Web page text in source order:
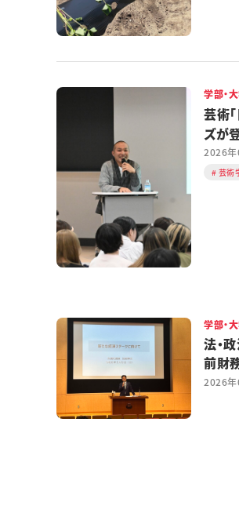
学部・
芸術
ズが
2026年
芸術
学部・
法・
前財
2026年